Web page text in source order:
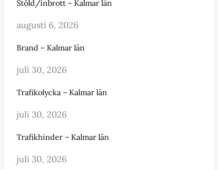
Stöld/inbrott – Kalmar län
augusti 6, 2026
Brand – Kalmar län
juli 30, 2026
Trafikolycka – Kalmar län
juli 30, 2026
Trafikhinder – Kalmar län
juli 30, 2026